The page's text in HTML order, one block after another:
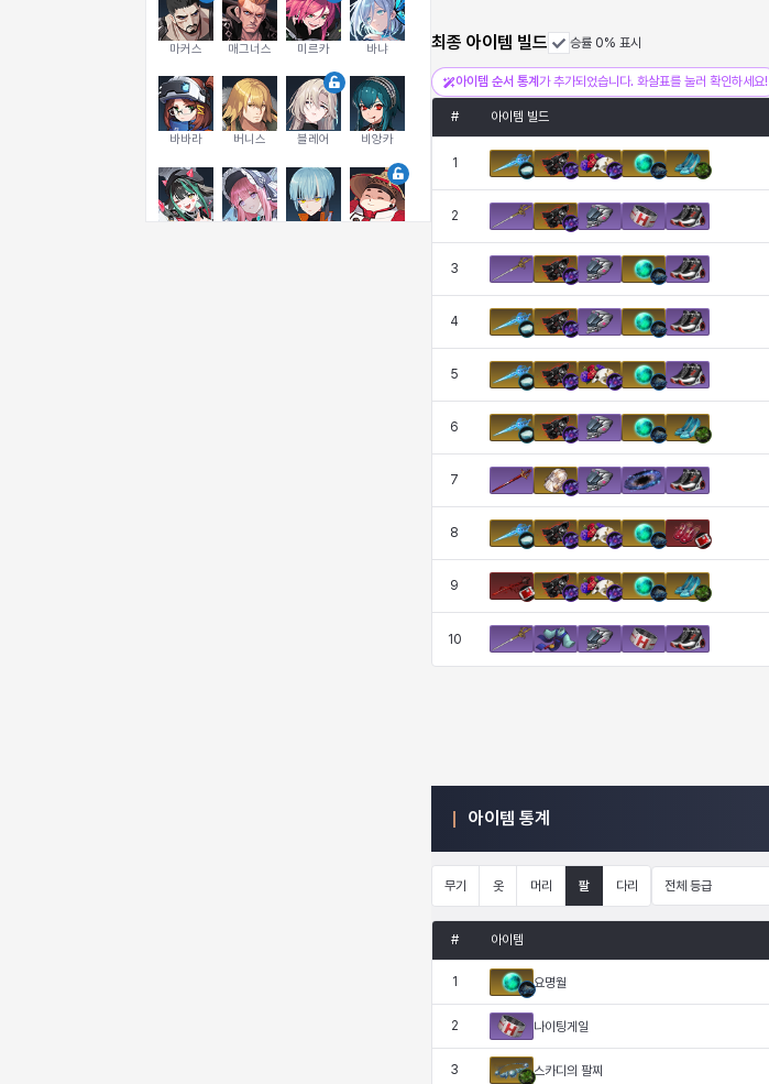
마커스 매그너스 미르카 바냐
바바라 버니스 블레어 비앙카
최종 아이템 빌드 승률 0% 표시
아이템 순서 통계 가 추가되었습니다. 화살표를 눌러 확인하세요!
# 아이템 빌드
1
2
3
4
5
6
7
8
9
10
아이템 통계
무기 옷 머리 팔 다리 전체 등급
# 아이템
1 요명월
2 나이팅게일
3 스카디의 팔찌